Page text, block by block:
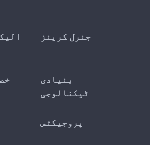
جنرل کرینز
بنیادی
ٹیکنالوجی
پروجیکٹس